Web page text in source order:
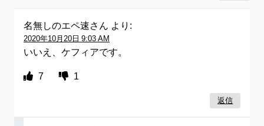
名無しのエペ速さん より:
2020年10月20日 9:03 AM
いいえ、ケフィアです。
7 1
返信